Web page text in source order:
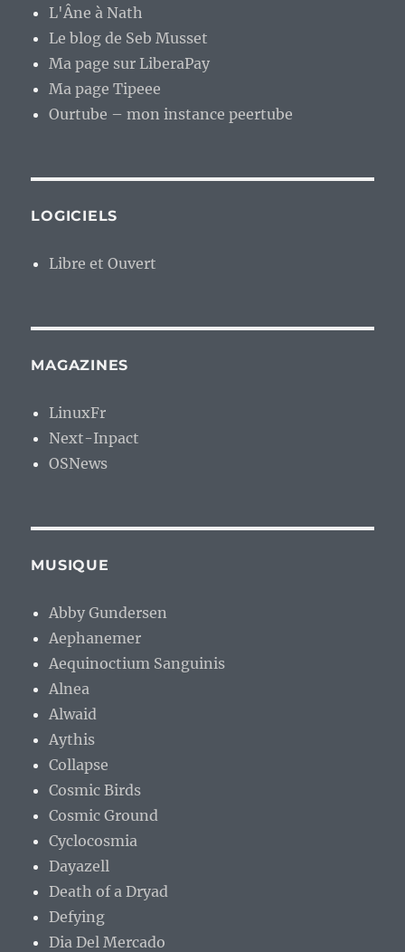
L'Âne à Nath
Le blog de Seb Musset
Ma page sur LiberaPay
Ma page Tipeee
Ourtube – mon instance peertube
LOGICIELS
Libre et Ouvert
MAGAZINES
LinuxFr
Next-Inpact
OSNews
MUSIQUE
Abby Gundersen
Aephanemer
Aequinoctium Sanguinis
Alnea
Alwaid
Aythis
Collapse
Cosmic Birds
Cosmic Ground
Cyclocosmia
Dayazell
Death of a Dryad
Defying
Dia Del Mercado